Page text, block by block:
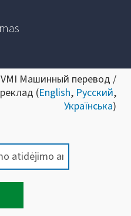
Машинный перевод /
(English, Русский,
Українська)